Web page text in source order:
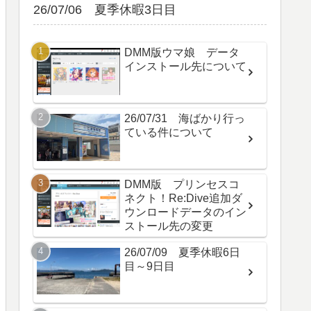
26/07/06 夏季休暇3日目
DMM版ウマ娘 データ
インストール先について
26/07/31 海ばかり行っ
ている件について
DMM版 プリンセスコ
ネクト！Re:Dive追加ダ
ウンロードデータのイン
ストール先の変更
26/07/09 夏季休暇6日
目～9日目